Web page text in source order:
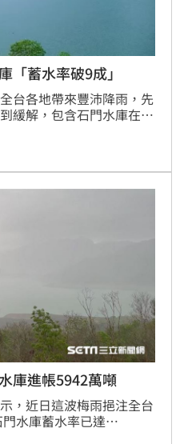
「蓄水率破9成」
台各地帶來豐沛降雨，先
緩解，包含石門水庫在
庫進帳5942萬噸
，近日這波梅雨挹注全台
水庫蓄水率已達